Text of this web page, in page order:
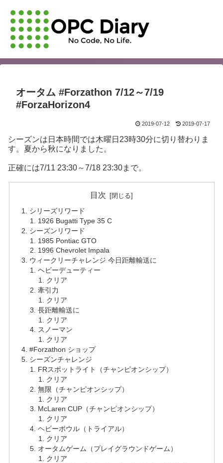
オータム #Forzathon 7/12～7/19
#ForzaHorizon4
2019-07-12 2019-07-17
シーズンは日本時間では木曜日23時30分に切り替わりま
す。夏から秋になりました。
正確には7/11 23:30～7/18 23:30まで。
目次
シリーズリワード
1926 Bugatti Type 35 C
シーズンリワード
1985 Pontiac GTO
1996 Chevrolet Impala
ウィークリーチャレンジ 今日距離輸送に
ヘビーデューティー
クリア
牽引力
クリア
長距離輸送に
クリア
スノーマン
クリア
#Forzathon ショップ
シーズンチャレンジ
FRスポットライト（チャンピオンシップ）
クリア
無限（チャンピオンシップ）
クリア
McLaren CUP（チャンピオンシップ）
クリア
ヘビーボウル（トライアル）
クリア
オータムゲーム（プレイグラウンドゲーム）
クリア